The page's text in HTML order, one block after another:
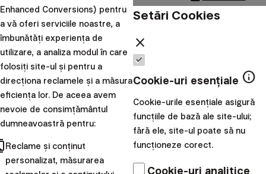
70% obligațiuni
Strategia de investiții 20% acțiuni /
80% obligațiuni
Strategia de investiții 10% acțiuni /
90% obligațiuni
Strategia de investiții 0% acțiuni /
100% obligațiuni
downloadDescarcă
Strategia de investiții - Investiție
conservatoare până la 3 ani
downloadDescarcă
Strategia de investiții - Investiție
download Descarcă
Enhanced Conversions) pentru
a vă oferi serviciile noastre, a
îmbunătăți experiența de
utilizare, a analiza modul în care
folosiți site-ul și pentru a
direcționa reclamele și a măsura
eficiența lor. De aceea avem
nevoie de consimțământul
dumneavoastră pentru:
Reclame și conținut
personalizat, măsurarea
Setări Cookies
close
Cookie-uri esențiale info
Cookie-urile esențiale asigură
funcțiile de bază ale site-ului;
fără ele, site-ul poate să nu
funcționeze corect.
Cookie-uri analitice